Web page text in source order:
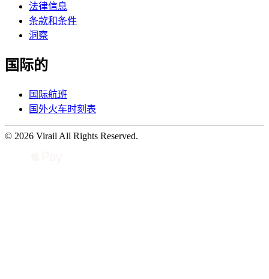
法律信息
条款和条件
洞察
国际的
国际航班
国外火车时刻表
© 2026 Virail All Rights Reserved.